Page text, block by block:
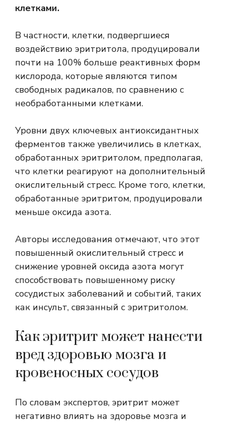
клетками.
В частности, клетки, подвергшиеся
воздействию эритритола, продуцировали
почти на 100% больше реактивных форм
кислорода, которые являются типом
свободных радикалов, по сравнению с
необработанными клетками.
Уровни двух ключевых антиоксидантных
ферментов также увеличились в клетках,
обработанных эритритолом, предполагая,
что клетки реагируют на дополнительный
окислительный стресс. Кроме того, клетки,
обработанные эритритом, продуцировали
меньше оксида азота.
Авторы исследования отмечают, что этот
повышенный окислительный стресс и
снижение уровней оксида азота могут
способствовать повышенному риску
сосудистых заболеваний и событий, таких
как инсульт, связанный с эритритолом.
Как эритрит может нанести
вред здоровью мозга и
кровеносных сосудов
По словам экспертов, эритрит может
негативно влиять на здоровье мозга и